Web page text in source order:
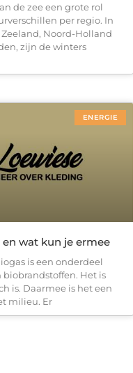
de zee een grote rol
per regio. In
Noord-Holland
zijn de winters
ENERGIE
wat kun je ermee
is een onderdeel
Het is
is. Daarmee is het een
milieu. Er